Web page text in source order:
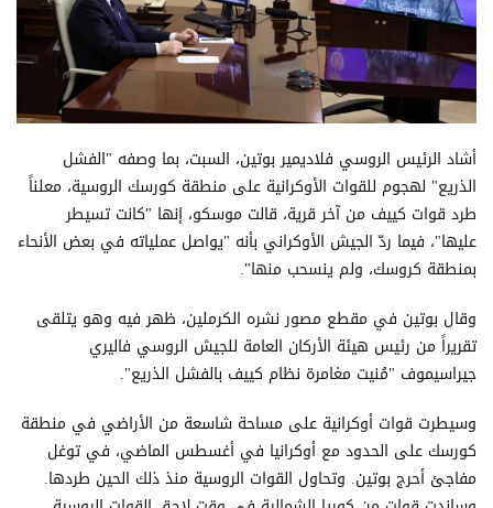
أشاد الرئيس الروسي فلاديمير بوتين، السبت، بما وصفه "الفشل
الذريع" لهجوم للقوات الأوكرانية على منطقة كورسك الروسية، معلناً
طرد قوات كييف من آخر قرية، قالت موسكو، إنها "كانت تسيطر
عليها"، فيما ردّ الجيش الأوكراني بأنه "يواصل عملياته في بعض الأنحاء
بمنطقة كروسك، ولم ينسحب منها".
وقال بوتين في مقطع مصور نشره الكرملين، ظهر فيه وهو يتلقى
تقريراً من رئيس هيئة الأركان العامة للجيش الروسي فاليري
جيراسيموف "مُنيت مغامرة نظام كييف بالفشل الذريع".
وسيطرت قوات أوكرانية على مساحة شاسعة من الأراضي في منطقة
كورسك على الحدود مع أوكرانيا في أغسطس الماضي، في توغل
مفاجئ أحرج بوتين. وتحاول القوات الروسية منذ ذلك الحين طردها.